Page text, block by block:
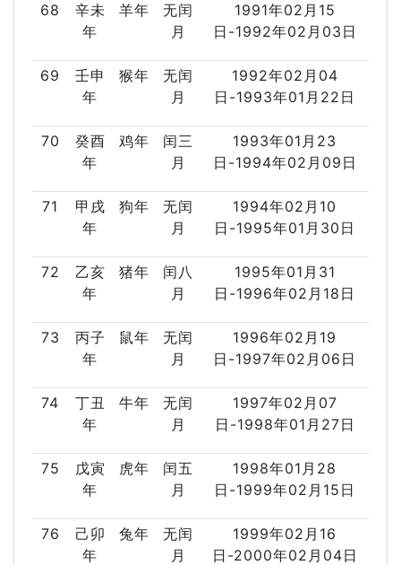
68
辛未
年
羊年
无闰
月
1991年02月15
日-1992年02月03日
69
壬申
年
猴年
无闰
月
1992年02月04
日-1993年01月22日
70
癸酉
年
鸡年
闰三
月
1993年01月23
日-1994年02月09日
71
甲戌
年
狗年
无闰
月
1994年02月10
日-1995年01月30日
72
乙亥
年
猪年
闰八
月
1995年01月31
日-1996年02月18日
73
丙子
年
鼠年
无闰
月
1996年02月19
日-1997年02月06日
74
丁丑
年
牛年
无闰
月
1997年02月07
日-1998年01月27日
75
戊寅
年
虎年
闰五
月
1998年01月28
日-1999年02月15日
76
己卯
年
兔年
无闰
月
1999年02月16
日-2000年02月04日